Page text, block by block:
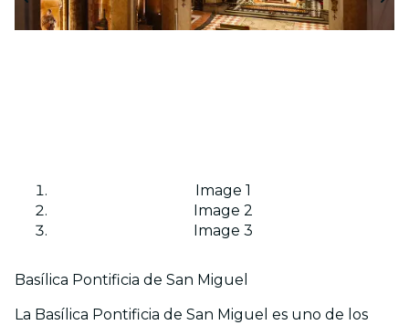
Image 1
Image 2
Image 3
Basílica Pontificia de San Miguel
La Basílica Pontificia de San Miguel es uno de los